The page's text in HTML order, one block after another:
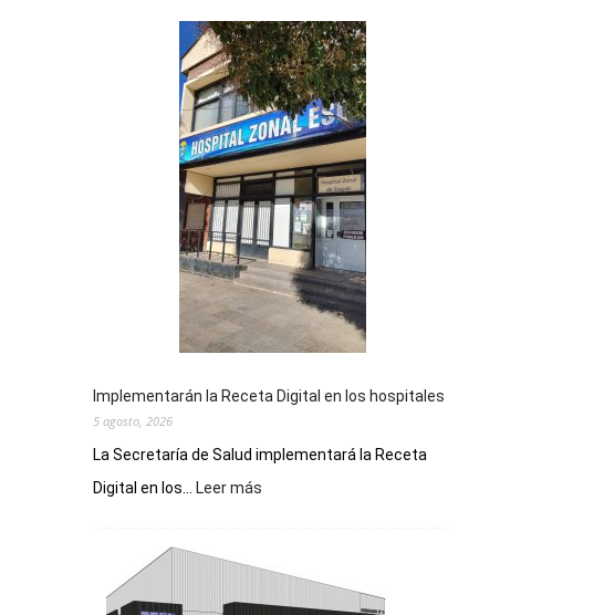
Implementarán la Receta Digital en los hospitales
5 agosto, 2026
La Secretaría de Salud implementará la Receta
Digital en los...
Leer más
Digital
en